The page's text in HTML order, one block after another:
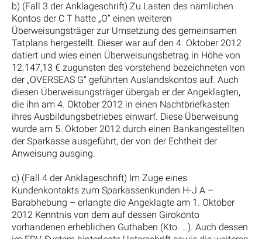
b) (Fall 3 der Anklageschrift) Zu Lasten des nämlichen
Kontos der C T hatte „O“ einen weiteren
Überweisungsträger zur Umsetzung des gemeinsamen
Tatplans hergestellt. Dieser war auf den 4. Oktober 2012
datiert und wies einen Überweisungsbetrag in Höhe von
12.147,13 € zugunsten des vorstehend bezeichneten von
der „OVERSEAS G“ geführten Auslandskontos auf. Auch
diesen Überweisungsträger übergab er der Angeklagten,
die ihn am 4. Oktober 2012 in einen Nachtbriefkasten
ihres Ausbildungsbetriebes einwarf. Diese Überweisung
wurde am 5. Oktober 2012 durch einen Bankangestellten
der Sparkasse ausgeführt, der von der Echtheit der
Anweisung ausging.
c) (Fall 4 der Anklageschrift) Im Zuge eines
Kundenkontakts zum Sparkassenkunden H-J A –
Barabhebung – erlangte die Angeklagte am 1. Oktober
2012 Kenntnis von dem auf dessen Girokonto
vorhandenen erheblichen Guthaben (Kto. …). Auch dessen